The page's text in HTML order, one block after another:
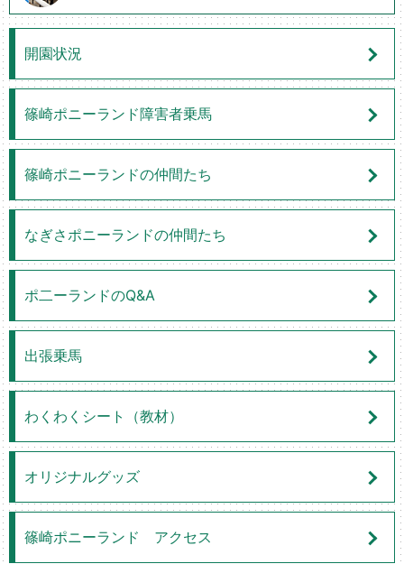
開園状況
篠崎ポニーランド障害者乗馬
篠崎ポニーランドの仲間たち
なぎさポニーランドの仲間たち
ポ二ーランドのQ&A
出張乗馬
わくわくシート（教材）
オリジナルグッズ
篠崎ポニーランド アクセス